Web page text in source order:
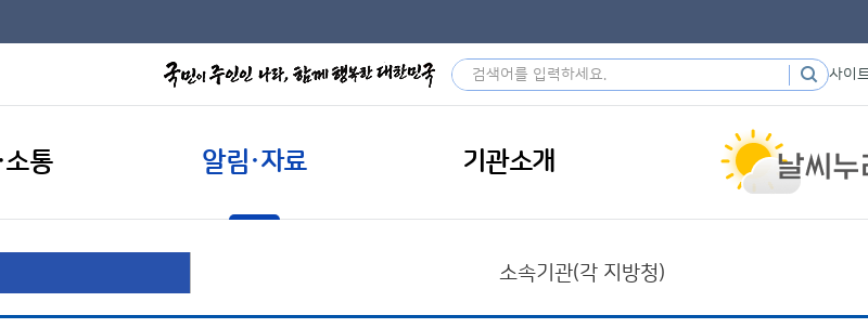
사이
소통 알림·자료 기관소개
소속기관(각 지방청)